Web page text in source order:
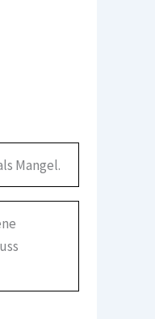
Mangel.